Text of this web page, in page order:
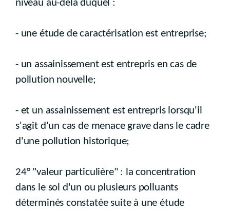
niveau au-delà duquel :
- une étude de caractérisation est entreprise;
- un assainissement est entrepris en cas de
pollution nouvelle;
- et un assainissement est entrepris lorsqu'il
s'agit d'un cas de menace grave dans le cadre
d'une pollution historique;
24° "valeur particulière" : la concentration
dans le sol d'un ou plusieurs polluants
déterminés constatée suite à une étude